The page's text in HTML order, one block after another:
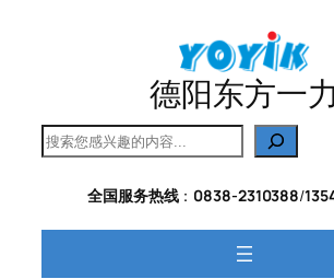
德阳东方一力
搜
索
全国服务热线： 0838-2310388/